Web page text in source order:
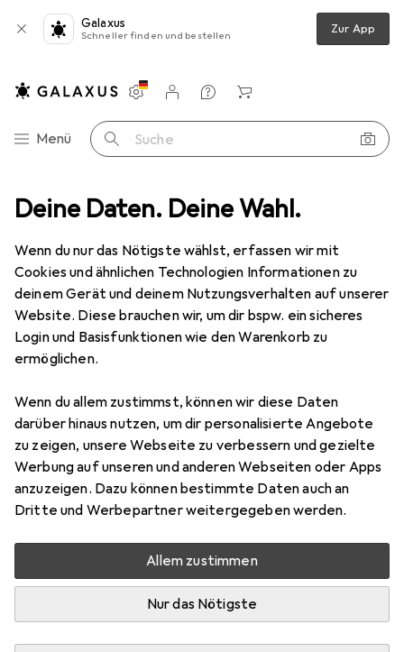
Deine Daten. Deine Wahl.
Wenn du nur das Nötigste wählst, erfassen wir mit
Cookies und ähnlichen Technologien Informationen zu
deinem Gerät und deinem Nutzungsverhalten auf unserer
Website. Diese brauchen wir, um dir bspw. ein sicheres
Login und Basisfunktionen wie den Warenkorb zu
ermöglichen.
Wenn du allem zustimmst, können wir diese Daten
darüber hinaus nutzen, um dir personalisierte Angebote
zu zeigen, unsere Webseite zu verbessern und gezielte
Werbung auf unseren und anderen Webseiten oder Apps
anzuzeigen. Dazu können bestimmte Daten auch an
Dritte und Werbepartner weitergegeben werden.
Allem zustimmen
Nur das Nötigste
Galaxus
Schneller finden und bestellen Zur App
Navigation nach Kategorien
Menü Suche
Einstellungen
Kundenkonto
Vergleichslisten
Merklisten
Warenkorb
Stauraum + Überdachung Kissenbox
11 Bilder
Beliani Cebrosa
13 Mehr von Beliani
Aktuell nicht lieferbar
Benachrichtigen, wenn lieferbar
Vergleichen
Kostenloser Versand ab 30,– i